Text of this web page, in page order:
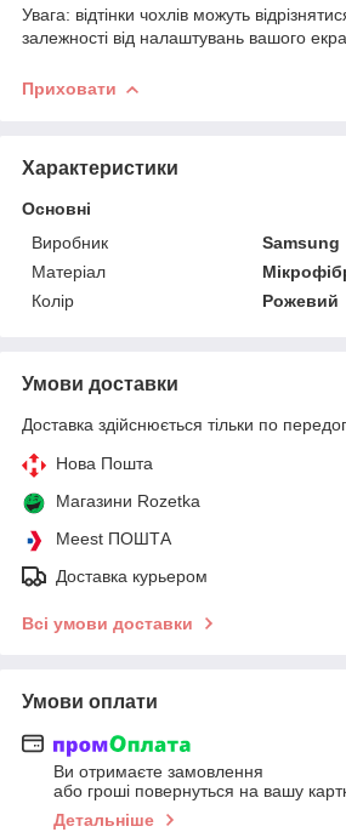
Увага: відтінки чохлів можуть
залежності від налаштувань вашого
Приховати
Характеристики
Основні
Виробник
Samsung
Матеріал
Колір
Рожевий
Умови доставки
Доставка здійснюється тільки по
Нова Пошта
Магазини Rozetka
Meest ПОШТА
Доставка курьером
Всі умови доставки
Умови оплати
Ви отримаєте замовлення
або гроші повернуться на вашу
Детальніше